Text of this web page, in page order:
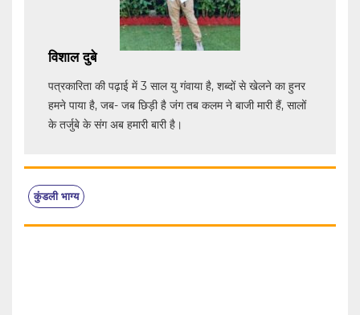
विशाल दुबे
पत्रकारिता की पढ़ाई में 3 साल यु गंवाया है, शब्दों से खेलने का हुनर
हमने पाया है, जब- जब छिड़ी है जंग तब कलम ने बाजी मारी हैं, सालों
के तर्जुबे के संग अब हमारी बारी है।
कुंडली भाग्य